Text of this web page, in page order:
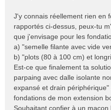
J'y connais réellement rien en
rapportés ci-dessus, peux-tu
que j'envisage pour les
a) "semelle filante avec vide
b) "plots (80 à 100 cm) et
Est-ce que finalement ta
parpaing avec dalle isolante
expansé et drain
fondations de mon extension
Souhaitant confier à un